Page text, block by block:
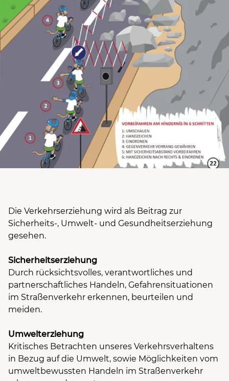
Die Verkehrserziehung wird als Beitrag zur
Sicherheits-, Umwelt- und Gesundheitserziehung
gesehen.
Sicherheitserziehung
Durch rücksichtsvolles, verantwortliches und
partnerschaftliches Handeln, Gefahrensituationen
im Straßenverkehr erkennen, beurteilen und
meiden.
Umwelterziehung
Kritisches Betrachten unseres Verkehrsverhaltens
in Bezug auf die Umwelt, sowie Möglichkeiten vom
umweltbewussten Handeln im Straßenverkehr